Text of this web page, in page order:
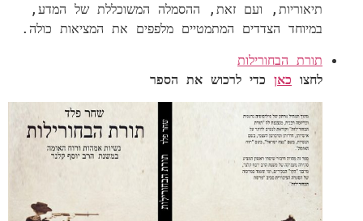
תיאוריות, ועם זאת, ההסמלה המשוכללת של המדע,
במיוחד הצדדים המתמטיים מלפפים את המציאות כולה.
תורת הבחורילות
לחצו כאן כדי לרכוש את הספר